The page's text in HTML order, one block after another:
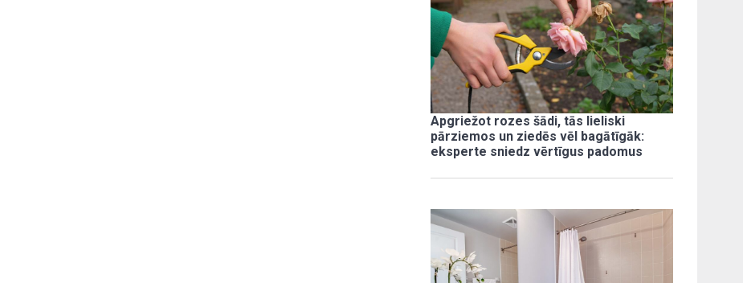
Apgriežot rozes šādi, tās lieliski
pārziemos un ziedēs vēl bagātīgāk:
eksperte sniedz vērtīgus padomus